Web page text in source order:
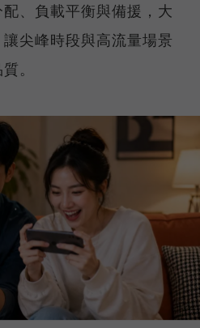
、負載平衡與備援，大
尖峰時段與高流量場景
。